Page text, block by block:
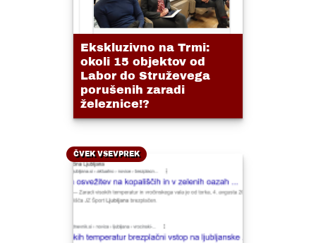
Ekskluzivno na Trmi:
okoli 15 objektov od
Labor do Struževega
porušenih zaradi
železnice!?
ČVEK VSEVPREK